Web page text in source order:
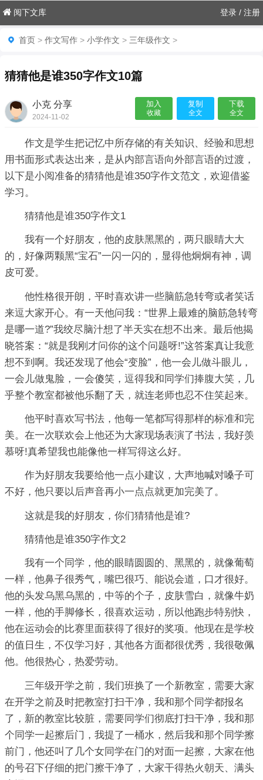
阅下文库 登录 / 注册
首页 > 作文写作 > 小学作文 > 三年级作文 >
猜猜他是谁350字作文10篇
小克 分享
2024-11-02
加入
收藏
复制
全文
下载
全文
作文是学生把记忆中所存储的有关知识、经验和思想
用书面形式表达出来，是从内部言语向外部言语的过渡，
以下是小阅准备的猜猜他是谁350字作文范文，欢迎借鉴
学习。
猜猜他是谁350字作文1
我有一个好朋友，他的皮肤黑黑的，两只眼睛大大
的，好像两颗黑“宝石”一闪一闪的，显得他炯炯有神，调
皮可爱。
他性格很开朗，平时喜欢讲一些脑筋急转弯或者笑话
来逗大家开心。有一天他问我：“世界上最难的脑筋急转弯
是哪一道?”我绞尽脑汁想了半天实在想不出来。最后他揭
晓答案：“就是我刚才问你的这个问题呀!”这答案真让我意
想不到啊。我还发现了他会“变脸”，他一会儿做斗眼儿，
一会儿做鬼脸，一会傻笑，逗得我和同学们捧腹大笑，几
乎整个教室都被他乐翻了天，就连老师也忍不住笑起来。
他平时喜欢写书法，他每一笔都写得那样的标准和完
美。在一次联欢会上他还为大家现场表演了书法，我好羡
慕呀!真希望我也能像他一样写得这么好。
作为好朋友我要给他一点小建议，大声地喊对嗓子可
不好，他只要以后声音再小一点点就更加完美了。
这就是我的好朋友，你们猜猜他是谁?
猜猜他是谁350字作文2
我有一个同学，他的眼睛圆圆的、黑黑的，就像葡萄
一样，他鼻子很秀气，嘴巴很巧、能说会道，口才很好。
他的头发乌黑乌黑的，中等的个子，皮肤雪白，就像牛奶
一样，他的手脚修长，很喜欢运动，所以他跑步特别快，
他在运动会的比赛里面获得了很好的奖项。他现在是学校
的值日生，不仅学习好，其他各方面都很优秀，我很敬佩
他。他很热心，热爱劳动。
三年级开学之前，我们班换了一个新教室，需要大家
在开学之前及时把教室打扫干净，我和那个同学都报名
了，新的教室比较脏，需要同学们彻底打扫干净，我和那
个同学一起擦后门，我提了一桶水，然后我和那个同学擦
前门，他还叫了几个女同学在门的对面一起擦，大家在他
的号召下仔细的把门擦干净了，大家干得热火朝天、满头